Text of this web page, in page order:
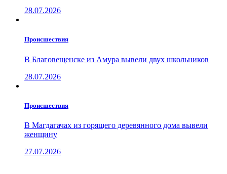
28.07.2026
Проиcшествия
В Благовещенске из Амура вывели двух школьников
28.07.2026
Проиcшествия
В Магдагачах из горящего деревянного дома вывели
женщину
27.07.2026